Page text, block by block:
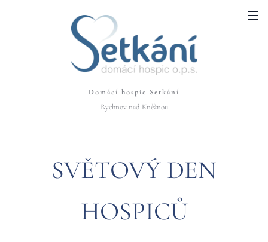
Domácí hospic Setkání
Rychnov nad Kněžnou
SVĚTOVÝ DEN
HOSPICŮ